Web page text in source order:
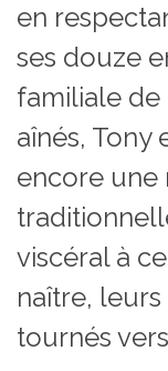
en
ses douze
familiale de
aînés, Tony
encore une
viscéral à
naître,
tournés